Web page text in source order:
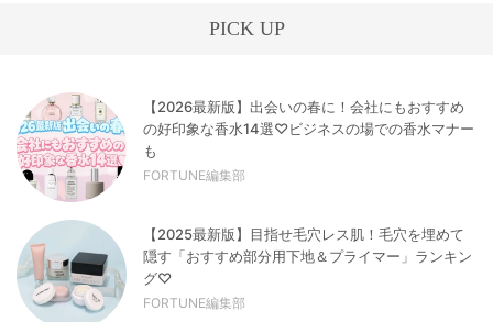
PICK UP
【2026最新版】出会いの春に！会社にもおすすめ
の好印象な香水14選♡ビジネスの場での香水マナー
も
FORTUNE編集部
【2025最新版】目指せ毛穴レス肌！毛穴を埋めて
隠す「おすすめ部分用下地＆プライマー」ランキン
グ♡
FORTUNE編集部